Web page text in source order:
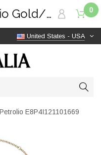
United States - USA
0
E8P4I121101669
Coccinelle Scorpio Gold/Petrolio E8P4I121101669 | TutITALIA